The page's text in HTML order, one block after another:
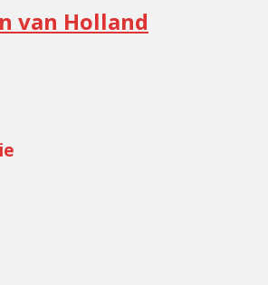
van Holland